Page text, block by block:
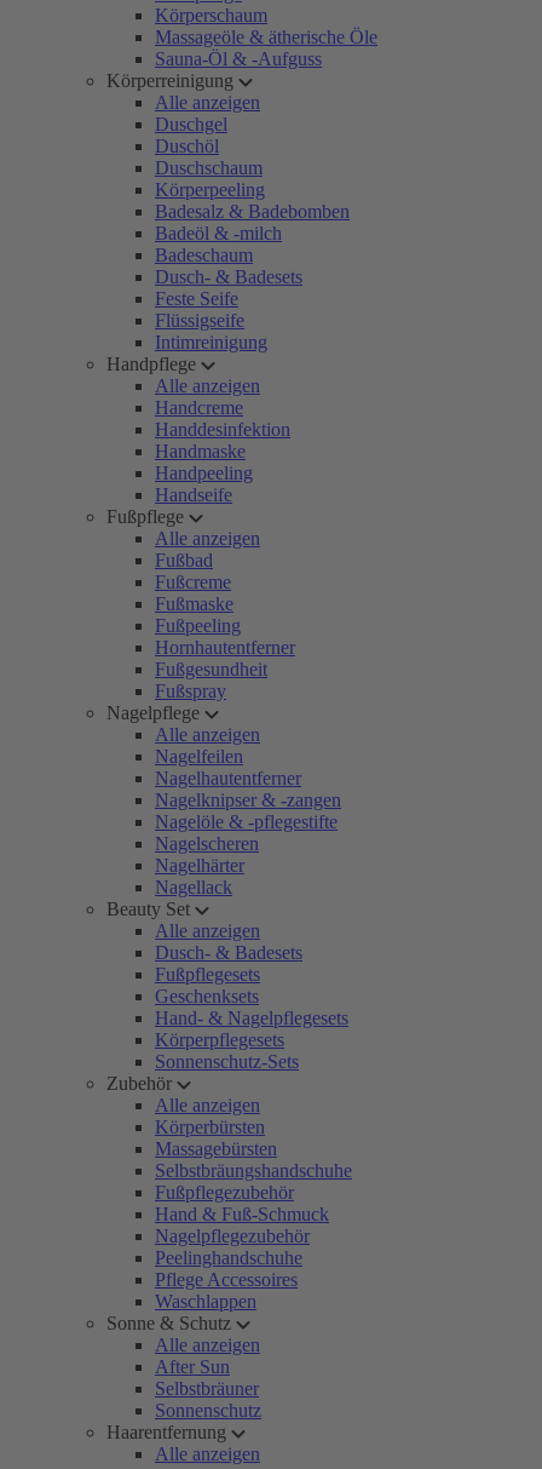
Körperschaum
Massageöle & ätherische Öle
Sauna-Öl & -Aufguss
Körperreinigung
Alle anzeigen
Duschgel
Duschöl
Duschschaum
Körperpeeling
Badesalz & Badebomben
Badeöl & -milch
Badeschaum
Dusch- & Badesets
Feste Seife
Flüssigseife
Intimreinigung
Handpflege
Alle anzeigen
Handcreme
Handdesinfektion
Handmaske
Handpeeling
Handseife
Fußpflege
Alle anzeigen
Fußbad
Fußcreme
Fußmaske
Fußpeeling
Hornhautentferner
Fußgesundheit
Fußspray
Nagelpflege
Alle anzeigen
Nagelfeilen
Nagelhautentferner
Nagelknipser & -zangen
Nagelöle & -pflegestifte
Nagelscheren
Nagelhärter
Nagellack
Beauty Set
Alle anzeigen
Dusch- & Badesets
Fußpflegesets
Geschenksets
Hand- & Nagelpflegesets
Körperpflegesets
Sonnenschutz-Sets
Zubehör
Alle anzeigen
Körperbürsten
Massagebürsten
Selbstbräungshandschuhe
Fußpflegezubehör
Hand & Fuß-Schmuck
Nagelpflegezubehör
Peelinghandschuhe
Pflege Accessoires
Waschlappen
Sonne & Schutz
Alle anzeigen
After Sun
Selbstbräuner
Sonnenschutz
Haarentfernung
Alle anzeigen